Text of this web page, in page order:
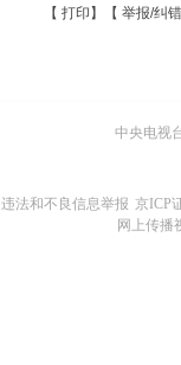
【 打印 】【 举报/纠错
中央电视
违法和不良信息举报 京ICP
网上传播